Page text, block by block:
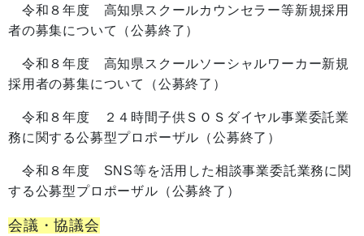
令和８年度 高知県スクールカウンセラー等新規採用
者の募集について（公募終了）
令和８年度 高知県スクールソーシャルワーカー新規
採用者の募集について（公募終了）
令和８年度 ２４時間子供ＳＯＳダイヤル事業委託業
務に関する公募型プロポーザル（公募終了）
令和８年度 SNS等を活用した相談事業委託業務に関
する公募型プロポーザル（公募終了）
会議・協議会